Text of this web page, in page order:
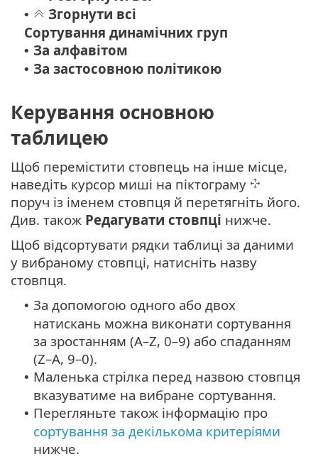
•
Згорнути всі
Сортування динамічних груп
• За алфавітом
• За застосовною політикою
Керування основною
таблицею
Щоб перемістити стовпець на інше місце,
наведіть курсор миші на піктограму
поруч із іменем стовпця й перетягніть його.
Див. також Редагувати стовпці нижче.
Щоб відсортувати рядки таблиці за даними
у вибраному стовпці, натисніть назву
стовпця.
• За допомогою одного або двох
натискань можна виконати сортування
за зростанням (A–Z, 0–9) або спаданням
(Z–A, 9–0).
• Маленька стрілка перед назвою стовпця
вказуватиме на вибране сортування.
• Перегляньте також інформацію про
сортування за декількома критеріями
нижче.